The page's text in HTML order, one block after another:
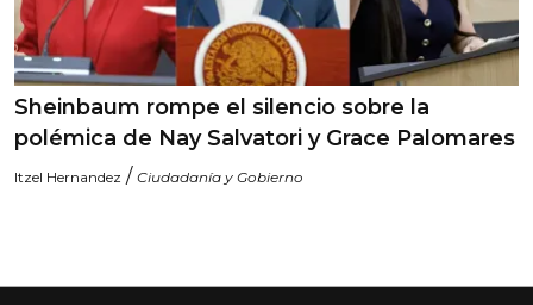
Sheinbaum rompe el silencio sobre la
polémica de Nay Salvatori y Grace Palomares
Itzel Hernandez / Ciudadanía y Gobierno